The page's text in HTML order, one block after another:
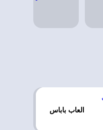
العاب باباس